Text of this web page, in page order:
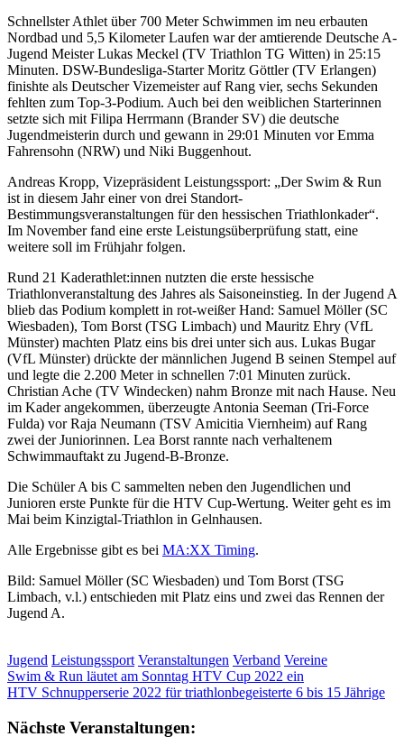
Schnellster Athlet über 700 Meter Schwimmen im neu erbauten
Nordbad und 5,5 Kilometer Laufen war der amtierende Deutsche A-
Jugend Meister Lukas Meckel (TV Triathlon TG Witten) in 25:15
Minuten. DSW-Bundesliga-Starter Moritz Göttler (TV Erlangen)
finishte als Deutscher Vizemeister auf Rang vier, sechs Sekunden
fehlten zum Top-3-Podium. Auch bei den weiblichen Starterinnen
setzte sich mit Filipa Herrmann (Brander SV) die deutsche
Jugendmeisterin durch und gewann in 29:01 Minuten vor Emma
Fahrensohn (NRW) und Niki Buggenhout.
Andreas Kropp, Vizepräsident Leistungssport: „Der Swim & Run
ist in diesem Jahr einer von drei Standort-
Bestimmungsveranstaltungen für den hessischen Triathlonkader“.
Im November fand eine erste Leistungsüberprüfung statt, eine
weitere soll im Frühjahr folgen.
Rund 21 Kaderathlet:innen nutzten die erste hessische
Triathlonveranstaltung des Jahres als Saisoneinstieg. In der Jugend A
blieb das Podium komplett in rot-weißer Hand: Samuel Möller (SC
Wiesbaden), Tom Borst (TSG Limbach) und Mauritz Ehry (VfL
Münster) machten Platz eins bis drei unter sich aus. Lukas Bugar
(VfL Münster) drückte der männlichen Jugend B seinen Stempel auf
und legte die 2.200 Meter in schnellen 7:01 Minuten zurück.
Christian Ache (TV Windecken) nahm Bronze mit nach Hause. Neu
im Kader angekommen, überzeugte Antonia Seeman (Tri-Force
Fulda) vor Raja Neumann (TSV Amicitia Viernheim) auf Rang
zwei der Juniorinnen. Lea Borst rannte nach verhaltenem
Schwimmauftakt zu Jugend-B-Bronze.
Die Schüler A bis C sammelten neben den Jugendlichen und
Junioren erste Punkte für die HTV Cup-Wertung. Weiter geht es im
Mai beim Kinzigtal-Triathlon in Gelnhausen.
Alle Ergebnisse gibt es bei MA:XX Timing.
Bild: Samuel Möller (SC Wiesbaden) und Tom Borst (TSG
Limbach, v.l.) entschieden mit Platz eins und zwei das Rennen der
Jugend A.
Jugend Leistungssport Veranstaltungen Verband Vereine
Beitragsnavigation
Vorheriger
Beitrag:
Swim & Run läutet am Sonntag HTV Cup 2022 ein
Nächster
HTV Schnupperserie 2022 für triathlonbegeisterte 6 bis 15 Jährige
Nächste Veranstaltungen: